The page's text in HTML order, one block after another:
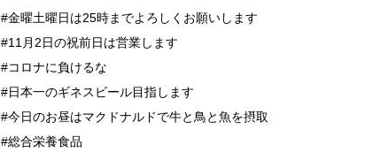
#金曜土曜日は25時までよろしくお願いします
#11月2日の祝前日は営業します
#コロナに負けるな
#日本一のギネスビール目指します
#今日のお昼はマクドナルドで牛と鳥と魚を摂取
#総合栄養食品